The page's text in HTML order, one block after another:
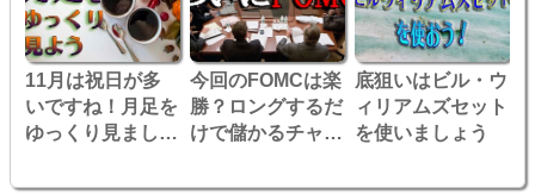
11月は祝日が多
いですね！月足を
ゆっくり見ましょ
今回のFOMCは楽
勝？ロングするだ
けで儲かるチャン
底狙いはビル・ウ
ィリアムズセット
を使いましょう